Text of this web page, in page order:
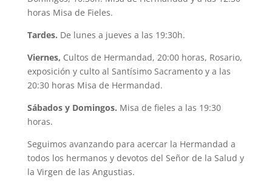
horas Misa de Fieles.
Tardes. De lunes a jueves a las 19:30h.
Viernes, Cultos de Hermandad, 20:00 horas, Rosario,
exposición y culto al Santísimo Sacramento y a las
20:30 horas Misa de Hermandad.
Sábados y Domingos. Misa de fieles a las 19:30
horas.
Seguimos avanzando para acercar la Hermandad a
todos los hermanos y devotos del Señor de la Salud y
la Virgen de las Angustias.